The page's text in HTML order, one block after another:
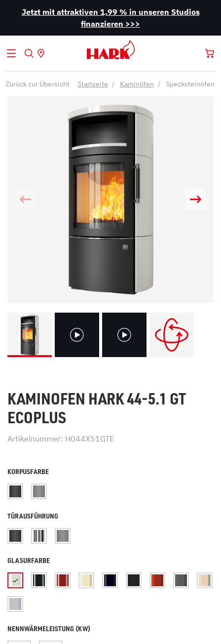
Jetzt mit attraktiven 1,99 % in unseren Studios
finanzieren >>>
Zurück zur Übersicht Startseite Kaminöfen Specksteinöfen
KAMINOFEN HARK 44-5.1 GT
ECOPLUS
Artikelnummer: H044X51GTE
KORPUSFARBE
TÜRAUSFÜHRUNG
GLASURFARBE
NENNWÄRMELEISTUNG (KW)